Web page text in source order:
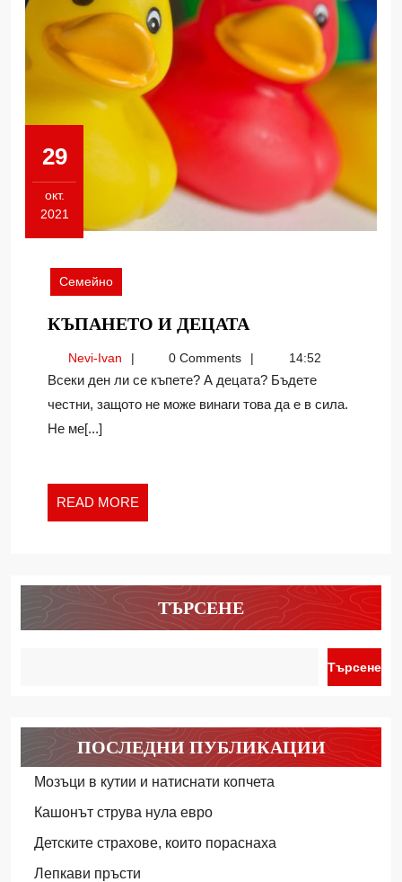
29
окт.
2021
29.10.2021
Семейно
КЪПАНЕТО И ДЕЦАТА
ДЕЦАТА
Nevi-IvanNevi-
Ivan
0 Comments 14:52
Всеки ден ли се къпете? А децата? Бъдете
честни, защото не може винаги това да е в сила.
Не ме[...]
READ MORE
MORE
ТЪРСЕНЕ
Търсене
ПОСЛЕДНИ ПУБЛИКАЦИИ
Мозъци в кутии и натиснати копчета
Кашонът струва нула евро
Детските страхове, които пораснаха
Лепкави пръсти